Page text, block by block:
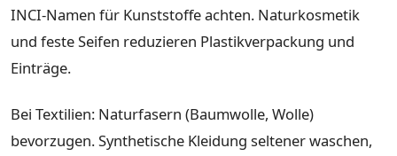
INCI-Namen für Kunststoffe achten. Naturkosmetik
und feste Seifen reduzieren Plastikverpackung und
Einträge.
Bei Textilien: Naturfasern (Baumwolle, Wolle)
bevorzugen. Synthetische Kleidung seltener waschen,